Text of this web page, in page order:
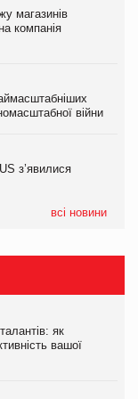
магазинів
компанія
війни
з’явилися
всі новини
з’явилися
вироби на
шоколаду
за квартал
як
вашої